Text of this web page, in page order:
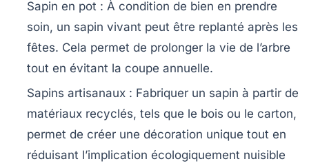
Sapin en pot : À condition de bien en prendre
soin, un sapin vivant peut être replanté après les
fêtes. Cela permet de prolonger la vie de l’arbre
tout en évitant la coupe annuelle.
Sapins artisanaux : Fabriquer un sapin à partir de
matériaux recyclés, tels que le bois ou le carton,
permet de créer une décoration unique tout en
réduisant l’implication écologiquement nuisible